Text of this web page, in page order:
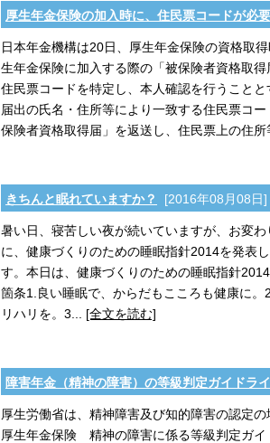
厚生年金保険の加入時に、住民票コードが必要
日本年金機構は20日、厚生年金保険の資格取
生年金保険に加入する際の「被保険者資格取
住民票コードを特定し、本人確認を行うこと
届出の氏名・住所等により一致する住民票コ
保険者資格取得届」を返送し、住民票上の住所
きちんと眠れていますか？ [2016年08月08日]
暑い日、寝苦しい夜が続いていますが、お変
に、健康づくりのための睡眠指針2014を発表
す。本日は、健康づくりのための睡眠指針
箇条1.良い睡眠で、からだもこころも健康に
リハリを。3... [全文を読む]
障害年金（精神の障害）の等級判定ガイドラ
厚生労働省は、精神障害及び知的障害の認定
厚生年金保険 精神の障害に係る等級判定ガ